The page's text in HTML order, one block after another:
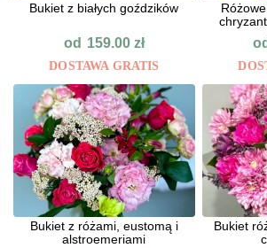
Bukiet z białych goździków
od 159.00 zł
DOSTAWA GRATIS
od
Bukiet z różami, eustomą i
alstroemeriami
Bukiet